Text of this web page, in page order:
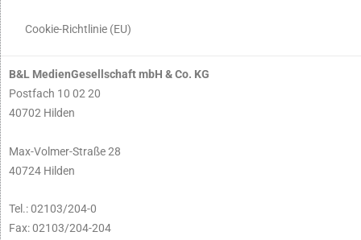
Cookie-Richtlinie (EU)
B&L MedienGesellschaft mbH & Co. KG
Postfach 10 02 20
40702 Hilden
Max-Volmer-Straße 28
40724 Hilden
Tel.: 02103/204-0
Fax: 02103/204-204